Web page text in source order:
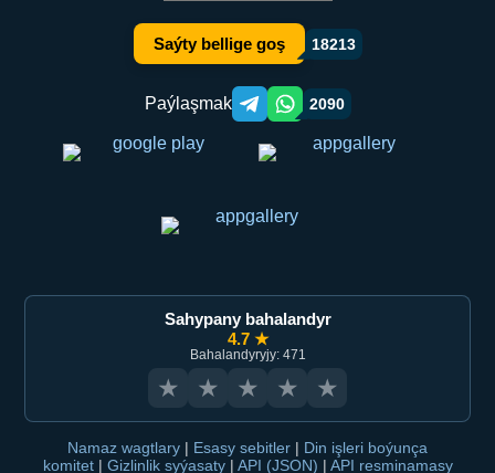
Saýty bellige goş 18213
Paýlaşmak Telegram orqali ulashish
WhatsApp orqali ulashish
2090
Sahypany bahalandyr
4.7 ★
Bahalandyryjy: 471
★ ★ ★ ★ ★
Namaz wagtlary | Esasy sebitler | Din işleri boýunça
komitet | Gizlinlik syýasaty | API (JSON) | API resminamasy